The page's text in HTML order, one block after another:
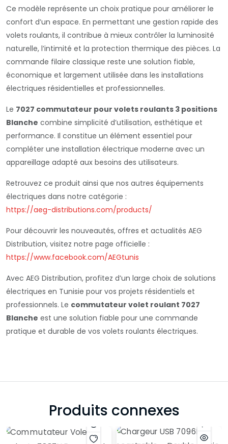
Ce modèle représente un choix pratique pour améliorer le
confort d’un espace. En permettant une gestion rapide des
volets roulants, il contribue à mieux contrôler la luminosité
naturelle, l’intimité et la protection thermique des pièces. La
commande filaire classique reste une solution fiable,
économique et largement utilisée dans les installations
électriques résidentielles et professionnelles.
Le 7027 commutateur pour volets roulants 3 positions
Blanche combine simplicité d’utilisation, esthétique et
performance. Il constitue un élément essentiel pour
compléter une installation électrique moderne avec un
appareillage adapté aux besoins des utilisateurs.
Retrouvez ce produit ainsi que nos autres équipements
électriques dans notre catégorie :
https://aeg-distributions.com/products/
Pour découvrir les nouveautés, offres et actualités AEG
Distribution, visitez notre page officielle :
https://www.facebook.com/AEGtunis
Avec AEG Distribution, profitez d’un large choix de solutions
électriques en Tunisie pour vos projets résidentiels et
professionnels. Le commutateur volet roulant 7027
Blanche est une solution fiable pour une commande
pratique et durable de vos volets roulants électriques.
Produits connexes